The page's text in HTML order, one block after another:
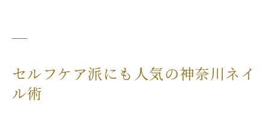
セルフケア派にも人気の神奈川ネイ
ル術